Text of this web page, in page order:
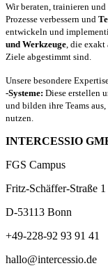
Wir beraten, trainieren
Prozesse verbessern und
entwickeln und
und Werkzeuge, die exakt
Ziele abgestimmt sind.
Unsere besondere
-Systeme: Diese erstellen
und bilden ihre Teams
nutzen.
INTERCESSIO
FGS Campus
Fritz-Schäffer-Straße 1
D-53113 Bonn
+49-228-92 93 91 41
hallo@intercessio.de